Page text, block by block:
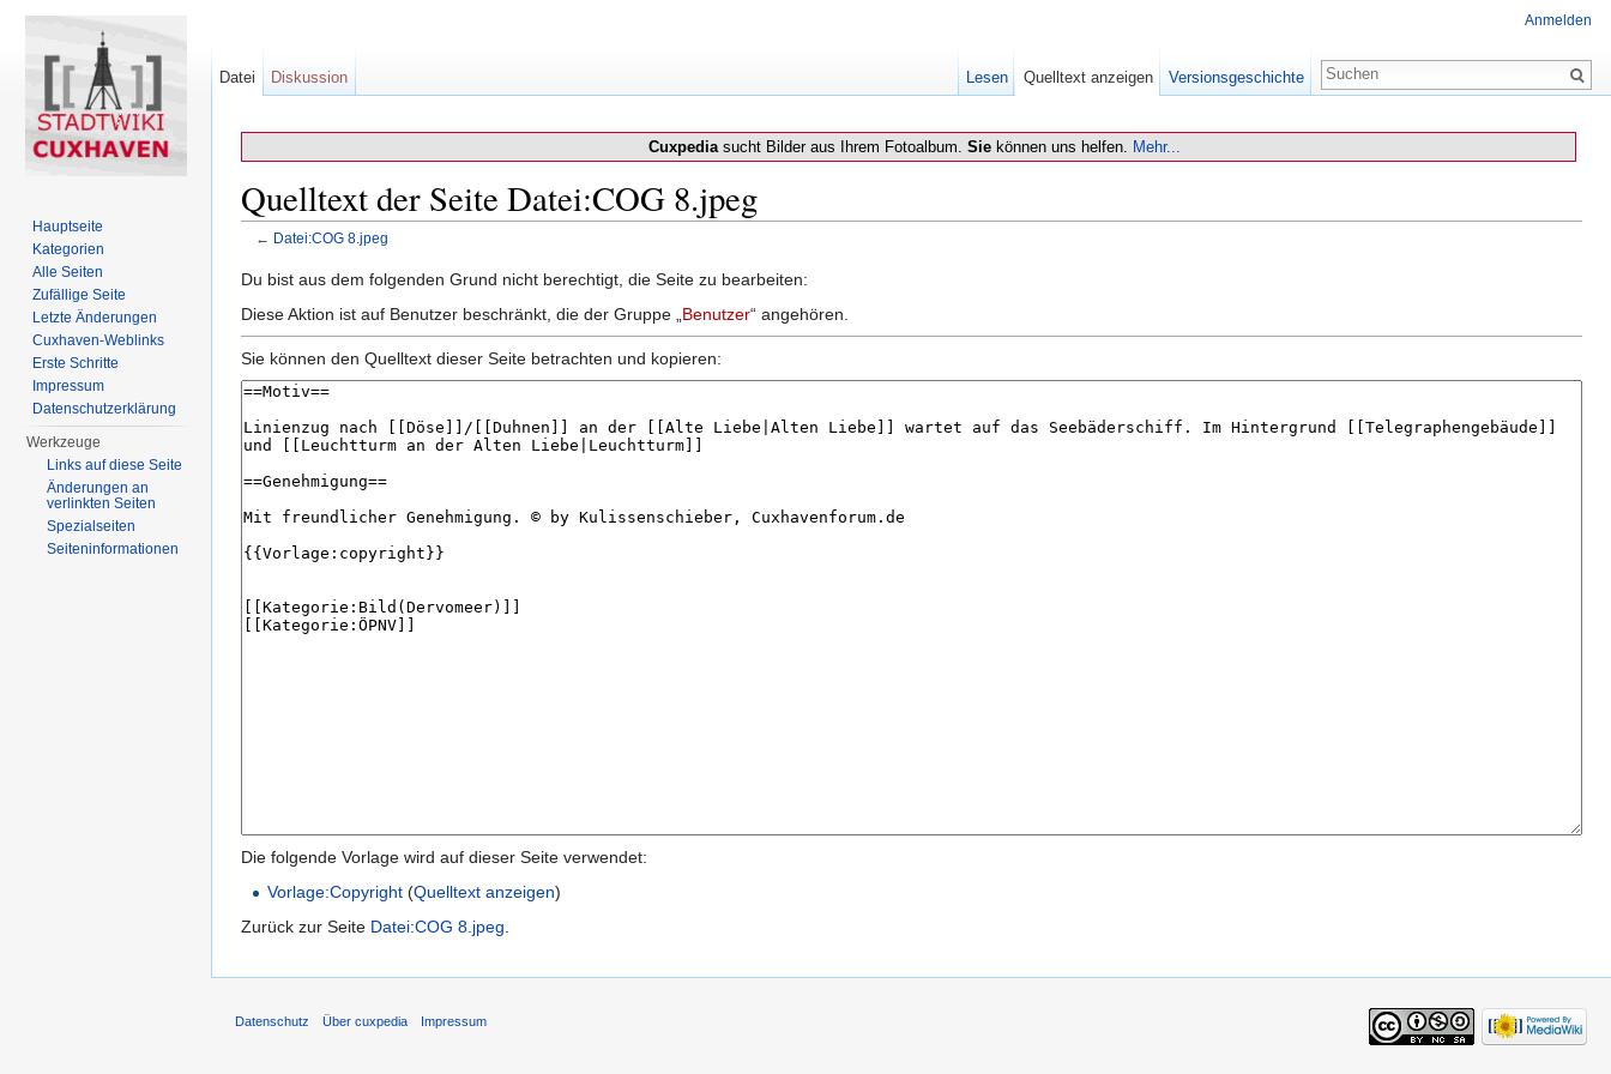
Cuxpediasucht Bilder aus Ihrem Fotoalbum. Sie können uns helfen. Mehr...
Quelltext der Seite Datei:COG 8.jpeg
← Datei:COG 8.jpeg
Du bist aus dem folgenden Grund nicht berechtigt, die Seite zu bearbeiten:
Diese Aktion ist auf Benutzer beschränkt, die der Gruppe „ Benutzer“ angehören.
Sie können den Quelltext dieser Seite betrachten und kopieren:
Die folgende Vorlage wird auf dieser Seite verwendet:
Vorlage:Copyright (Quelltext anzeigen)
Zurück zur Seite Datei:COG 8.jpeg
Anmelden
Datei Diskussion Lesen Quelltext anzeigen Versionsgeschichte
Hauptseite
Kategorien
Alle Seiten
Zufällige Seite
Letzte Änderungen
Cuxhaven-Weblinks
Erste Schritte
Impressum
Datenschutzerklärung
Werkzeuge
Links auf diese Seite
Änderungen an
verlinkten Seiten
Spezialseiten
Seiten­informationen
Datenschutz Über cuxpedia Impressum